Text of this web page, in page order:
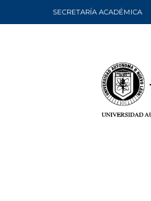
SECRETARÍA ACADÉMICA